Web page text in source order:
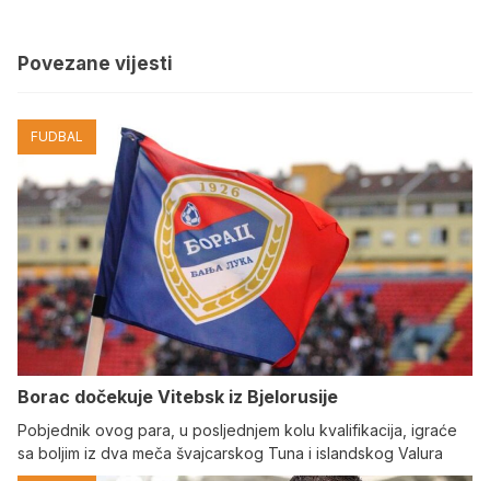
Povezane vijesti
FUDBAL
Borac dočekuje Vitebsk iz Bjelorusije
Pobjednik ovog para, u posljednjem kolu kvalifikacija, igraće
sa boljim iz dva meča švajcarskog Tuna i islandskog Valura